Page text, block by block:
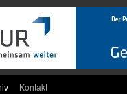
Kontakt